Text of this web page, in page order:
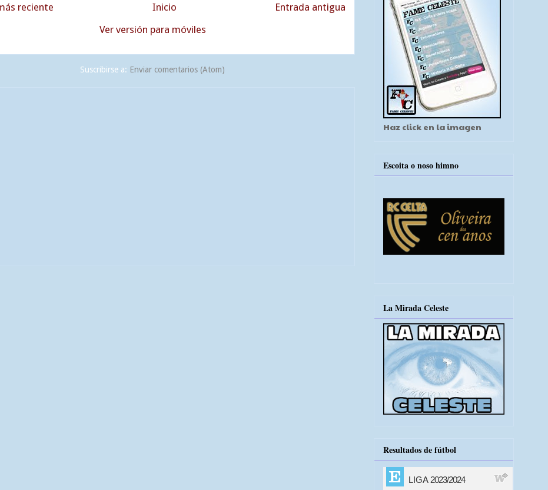
reciente Entrada antigua
Inicio
Ver versión para móviles
Suscribirse a: Enviar comentarios (Atom)
Haz click en la imagen
Escoita o noso himno
La Mirada Celeste
Resultados de fútbol